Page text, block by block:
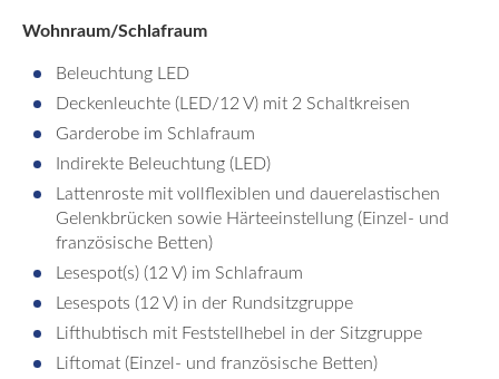
Wohnraum/Schlafraum
Beleuchtung LED
Deckenleuchte (LED/12 V) mit 2 Schaltkreisen
Garderobe im Schlafraum
Indirekte Beleuchtung (LED)
Lattenroste mit vollflexiblen und dauerelastischen
Gelenkbrücken sowie Härteeinstellung (Einzel- und
französische Betten)
Lesespot(s) (12 V) im Schlafraum
Lesespots (12 V) in der Rundsitzgruppe
Lifthubtisch mit Feststellhebel in der Sitzgruppe
Liftomat (Einzel- und französische Betten)